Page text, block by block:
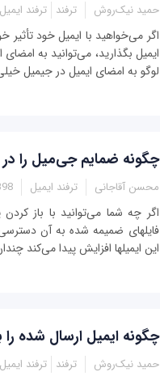
حمید نیک‌روش ترفند ترفند ایمیل
اگر می‌خواهید با ایمیل خود
ایمیل بگذارید، می‌توانید به
لوگو به امضای ایمیل در جیمیل
چگونه ضمایم جی‌میل را در
محسن آقاجانی ترفند ایمیل
اگر چه شما می‌توانید با باز
فایلهای ضمیمه شده به آن دسترسی
این ایمیلها افزایش پیدا می‌کند
چگونه ایمیل ارسال شده را
حمید نیک‌روش ترفند ترفند ایمیل